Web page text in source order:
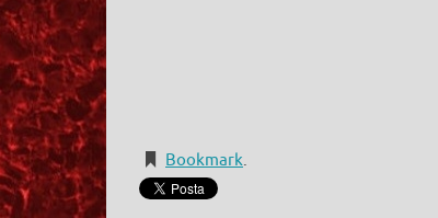
Bookmark.